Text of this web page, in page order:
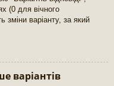
(0 для вічного
зміни варіанту, за який
варіантів